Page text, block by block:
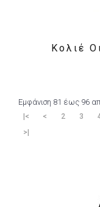
Κολιέ
Εμφάνιση 81 έως 96
|< < 2 3
>|